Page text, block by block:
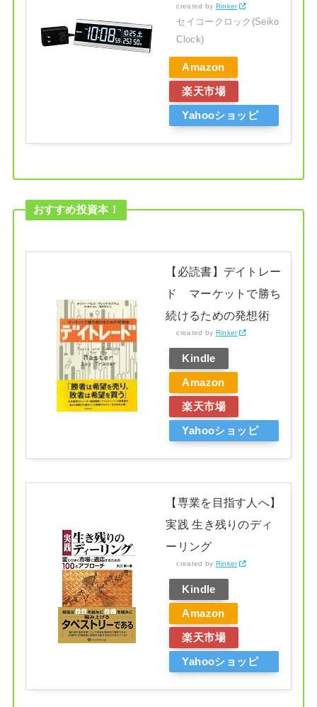
created by Rinker
セイコークロック(Seiko
Clock)
Amazon
楽天市場
Yahooショッピ
おすすめ投資本！
【必読書】デイトレー
ド マーケットで勝ち
続けるための発想術
created by Rinker
Kindle
Amazon
楽天市場
Yahooショッピ
【専業を目指す人へ】
実践 生き残りのディ
ーリング
created by Rinker
Kindle
Amazon
楽天市場
Yahooショッピ